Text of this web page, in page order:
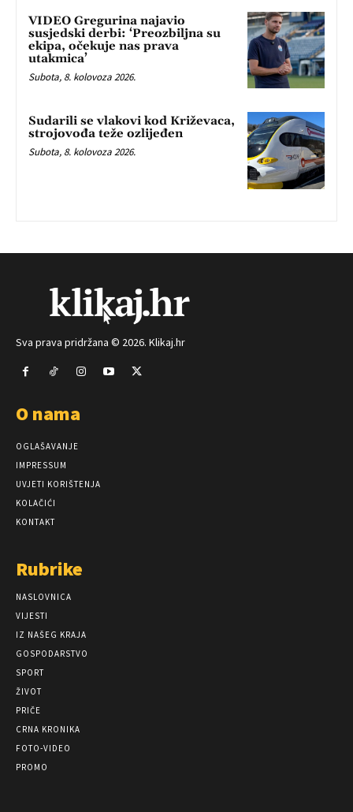
VIDEO Gregurina najavio
susjedski derbi: ‘Preozbiljna su
ekipa, očekuje nas prava
utakmica’
Subota, 8. kolovoza 2026.
Sudarili se vlakovi kod Križevaca,
strojovođa teže ozlijeđen
Subota, 8. kolovoza 2026.
Sva prava pridržana © 2026. Klikaj.hr
O nama
OGLAŠAVANJE
IMPRESSUM
UVJETI KORIŠTENJA
KOLAČIĆI
KONTAKT
Rubrike
NASLOVNICA
VIJESTI
IZ NAŠEG KRAJA
GOSPODARSTVO
SPORT
ŽIVOT
PRIČE
CRNA KRONIKA
FOTO-VIDEO
PROMO